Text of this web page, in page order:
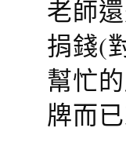
老師
捐錢(
幫忙
牌而